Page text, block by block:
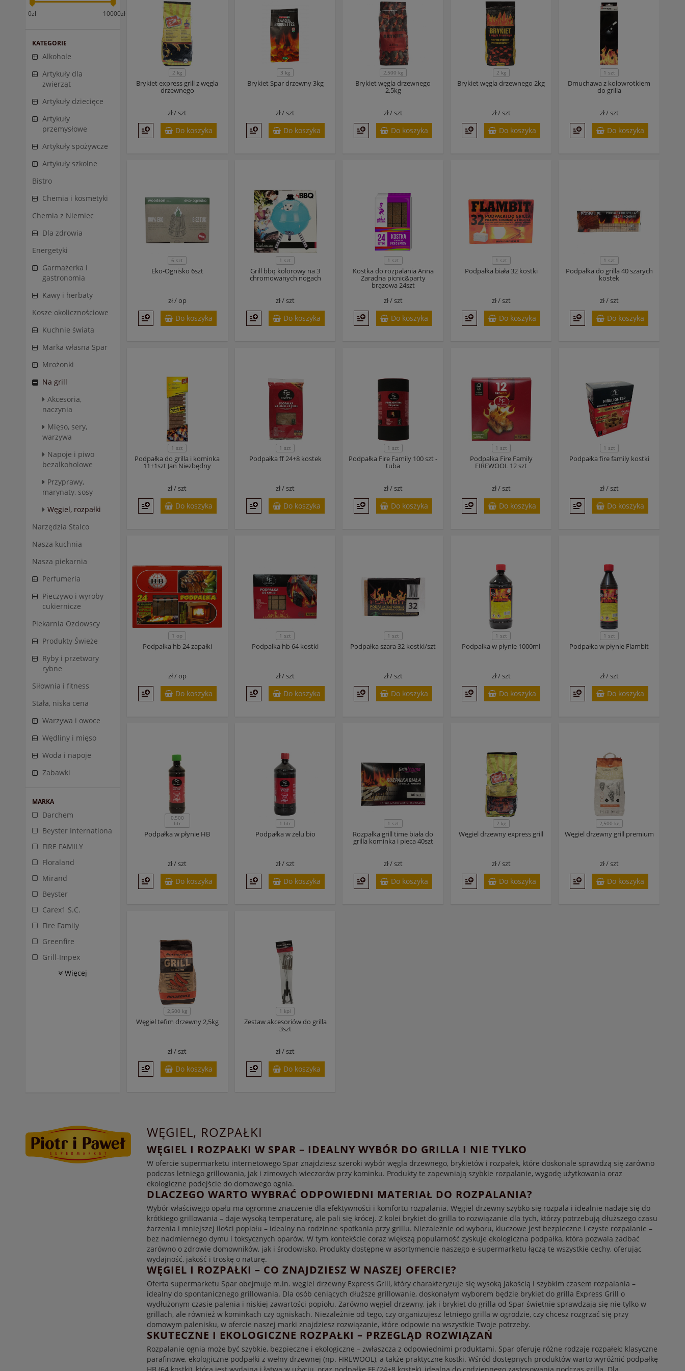
0zł 10000zł
KATEGORIE
Alkohole
Artykuły dla
zwierząt
Artykuły dziecięce
Artykuły
przemysłowe
Artykuły spożywcze
Artykuły szkolne
Bistro
Chemia i kosmetyki
Chemia z Niemiec
Dla zdrowia
Energetyki
Garmażerka i
gastronomia
Kawy i herbaty
Kosze okolicznościowe
Kuchnie świata
Marka własna Spar
Mrożonki
Na grill
Akcesoria,
naczynia
Mięso, sery,
warzywa
Napoje i piwo
bezalkoholowe
Przyprawy,
marynaty, sosy
Węgiel, rozpałki
Narzędzia Stalco
Nasza kuchnia
Nasza piekarnia
Perfumeria
Pieczywo i wyroby
cukiernicze
Piekarnia Ozdowscy
Produkty Świeże
Ryby i przetwory
rybne
Siłownia i fitness
Stała, niska cena
Warzywa i owoce
Wędliny i mięso
Woda i napoje
Zabawki
MARKA
Darchem
Beyster Internationa
FIRE FAMILY
Floraland
Mirand
Beyster
Carex1 S.C.
Fire Family
Greenfire
Grill-Impex
Więcej
2 kg
Brykiet express grill z węgla
drzewnego
zł /szt
Do koszyka
3 kg
Brykiet Spar drzewny 3kg
zł /szt
Do koszyka
2,500 kg
Brykiet węgla drzewnego
2,5kg
zł /szt
Do koszyka
2 kg
Brykiet węgla drzewnego 2kg
zł /szt
Do koszyka
1 szt
Dmuchawa z kołowrotkiem
do grilla
zł /szt
Do koszyka
6 szt
Eko-Ognisko 6szt
zł /op
Do koszyka
1 szt
Grill bbq kolorowy na 3
chromowanych nogach
zł /szt
Do koszyka
1 szt
Kostka do rozpalania Anna
Zaradna picnic&party
brązowa 24szt
zł /szt
Do koszyka
1 szt
Podpałka biała 32 kostki
zł /szt
Do koszyka
1 szt
Podpałka do grilla 40 szarych
kostek
zł /szt
Do koszyka
1 szt
Podpałka do grilla i kominka
11+1szt Jan Niezbędny
zł /szt
Do koszyka
1 szt
Podpałka ff 24+8 kostek
zł /szt
Do koszyka
1 szt
Podpałka Fire Family 100 szt -
tuba
zł /szt
Do koszyka
1 szt
Podpałka Fire Family
FIREWOOL 12 szt
zł /szt
Do koszyka
1 szt
Podpałka fire family kostki
zł /szt
Do koszyka
1 op
Podpałka hb 24 zapałki
zł /op
Do koszyka
1 szt
Podpałka hb 64 kostki
zł /szt
Do koszyka
1 szt
Podpałka szara 32 kostki/szt
zł /szt
Do koszyka
1 szt
Podpałka w płynie 1000ml
zł /szt
Do koszyka
1 szt
Podpałka w płynie Flambit
zł /szt
Do koszyka
0,500
litr
Podpałka w płynie HB
zł /szt
Do koszyka
1 litr
Podpałka w żelu bio
zł /szt
Do koszyka
1 szt
Rozpałka grill time biała do
grilla kominka i pieca 40szt
zł /szt
Do koszyka
2 kg
Węgiel drzewny express grill
zł /szt
Do koszyka
2,500 kg
Węgiel drzewny grill premium
zł /szt
Do koszyka
2,500 kg
Węgiel tefim drzewny 2,5kg
zł /szt
Do koszyka
1 kpl
Zestaw akcesoriów do grilla
3szt
zł /szt
Do koszyka
WĘGIEL, ROZPAŁKI
WĘGIEL I ROZPAŁKI W SPAR – IDEALNY WYBÓR DO GRILLA I NIE TYLKO
W ofercie supermarketu internetowego Spar znajdziesz szeroki wybór węgla drzewnego, brykietów i rozpałek, które doskonale sprawdzą się zarówno
podczas letniego grillowania, jak i zimowych wieczorów przy kominku. Produkty te zapewniają szybkie rozpalanie, wygodę użytkowania oraz
ekologiczne podejście do domowego ognia.
DLACZEGO WARTO WYBRAĆ ODPOWIEDNI MATERIAŁ DO ROZPALANIA?
Wybór właściwego opału ma ogromne znaczenie dla efektywności i komfortu rozpalania. Węgiel drzewny szybko się rozpala i idealnie nadaje się do
krótkiego grillowania – daje wysoką temperaturę, ale pali się krócej. Z kolei brykiet do grilla to rozwiązanie dla tych, którzy potrzebują dłuższego czasu
żarzenia i mniejszej ilości popiołu – idealny na rodzinne spotkania przy grillu. Niezależnie od wyboru, kluczowe jest bezpieczne i czyste rozpalanie –
bez nadmiernego dymu i toksycznych oparów. W tym kontekście coraz większą popularność zyskuje ekologiczna podpałka, która pozwala zadbać
zarówno o zdrowie domowników, jak i środowisko. Produkty dostępne w asortymencie naszego e-supermarketu łączą te wszystkie cechy, oferując
wydajność, jakość i troskę o naturę.
WĘGIEL I ROZPAŁKI – CO ZNAJDZIESZ W NASZEJ OFERCIE?
Oferta supermarketu Spar obejmuje m.in. węgiel drzewny Express Grill, który charakteryzuje się wysoką jakością i szybkim czasem rozpalania –
idealny do spontanicznego grillowania. Dla osób ceniących dłuższe grillowanie, doskonałym wyborem będzie brykiet do grilla Express Grill o
wydłużonym czasie palenia i niskiej zawartości popiołu. Zarówno węgiel drzewny, jak i brykiet do grilla od Spar świetnie sprawdzają się nie tylko w
grillach, ale również w kominkach czy ogniskach. Niezależnie od tego, czy organizujesz letniego grilla w ogrodzie, czy chcesz rozgrzać się przy
domowym palenisku, w ofercie naszej marki znajdziesz rozwiązanie, które odpowie na wszystkie Twoje potrzeby.
SKUTECZNE I EKOLOGICZNE ROZPAŁKI – PRZEGLĄD ROZWIĄZAŃ
Rozpalanie ognia może być szybkie, bezpieczne i ekologiczne – zwłaszcza z odpowiednimi produktami. Spar oferuje różne rodzaje rozpałek: klasyczne
parafinowe, ekologiczne podpałki z wełny drzewnej (np. FIREWOOL), a także praktyczne kostki. Wśród dostępnych produktów warto wyróżnić podpałkę